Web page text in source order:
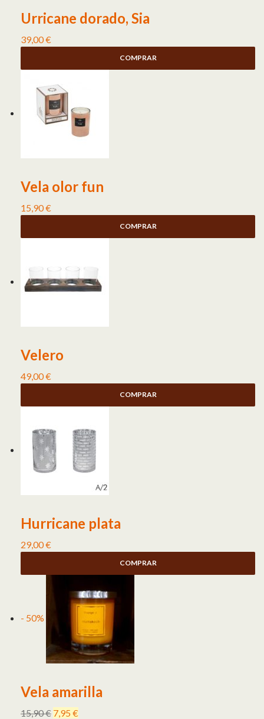
Urricane dorado, Sia
39,00€
COMPRAR
Vela olor fun
15,90€
COMPRAR
Velero
49,00€
COMPRAR
Hurricane plata
29,00€
COMPRAR
- 50%
Vela amarilla
15,90€ 7,95 €